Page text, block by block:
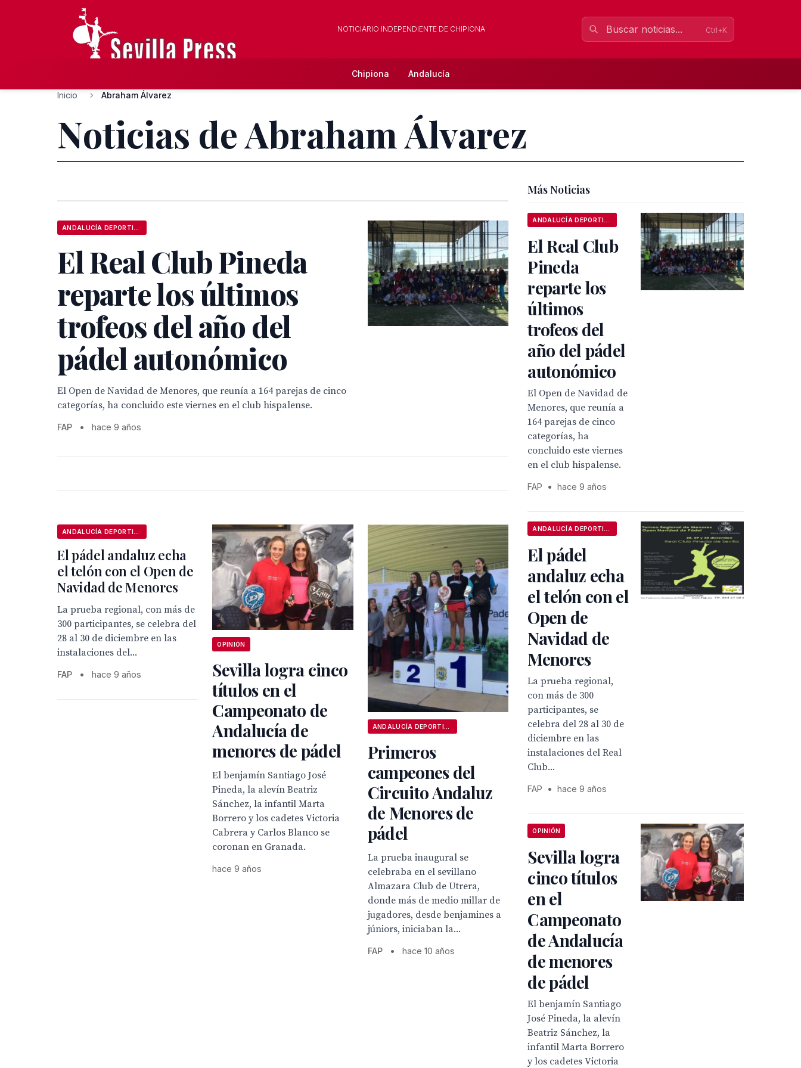
NOTICIARIO INDEPENDIENTE DE CHIPIONA Ctrl+K
Chipiona Andalucía
Inicio Abraham Álvarez
Noticias de Abraham Álvarez
El Real Club Pineda
reparte los últimos
trofeos del año del
pádel autonómico
El Open de Navidad de Menores, que reunía a 164 parejas de cinco
categorías, ha concluido este viernes en el club hispalense.
FAP • hace 9 años
El pádel andaluz echa
el telón con el Open de
Navidad de Menores
La prueba regional, con más de
300 participantes, se celebra del
28 al 30 de diciembre en las
instalaciones del...
FAP • hace 9 años
OPINIÓN
Sevilla logra cinco
títulos en el
Campeonato de
Andalucía de
menores de pádel
El benjamín Santiago José
Pineda, la alevín Beatriz
Sánchez, la infantil Marta
Borrero y los cadetes Victoria
Cabrera y Carlos Blanco se
coronan en Granada.
hace 9 años
Primeros
campeones del
Circuito Andaluz
de Menores de
pádel
La prueba inaugural se
celebraba en el sevillano
Almazara Club de Utrera,
donde más de medio millar de
jugadores, desde benjamines a
júniors, iniciaban la...
FAP • hace 10 años
Más Noticias
El Real Club
Pineda
reparte los
últimos
trofeos del
año del pádel
autonómico
El Open de Navidad de
Menores, que reunía a
164 parejas de cinco
categorías, ha
concluido este viernes
en el club hispalense.
FAP • hace 9 años
El pádel
andaluz echa
el telón con el
Open de
Navidad de
Menores
La prueba regional,
con más de 300
participantes, se
celebra del 28 al 30 de
diciembre en las
instalaciones del Real
Club...
FAP • hace 9 años
OPINIÓN
Sevilla logra
cinco títulos
en el
Campeonato
de Andalucía
de menores
de pádel
El benjamín Santiago
José Pineda, la alevín
Beatriz Sánchez, la
infantil Marta Borrero
y los cadetes Victoria